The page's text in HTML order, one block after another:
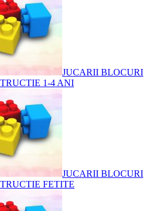
JUCARII BLOCURI
1-4 ANI
JUCARII BLOCURI
FETITE